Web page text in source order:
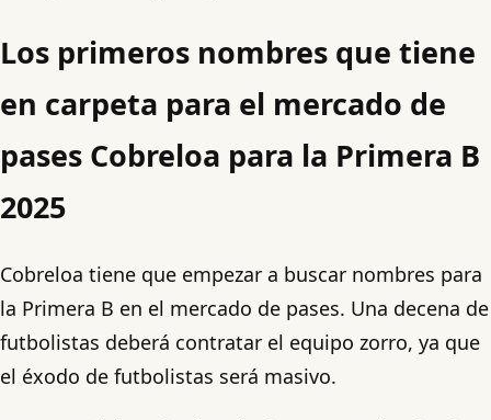
Los primeros nombres que tiene
en carpeta para el mercado de
pases Cobreloa para la Primera B
2025
Cobreloa tiene que empezar a buscar nombres para
la Primera B en el mercado de pases. Una decena de
futbolistas deberá contratar el equipo zorro, ya que
el éxodo de futbolistas será masivo.